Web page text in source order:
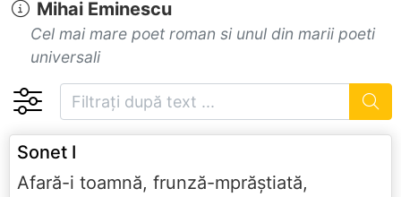
Mihai Eminescu
Cel mai mare poet roman si unul din marii poeti
universali
Sonet I
Afară-i toamnă, frunză-mprăştiată,